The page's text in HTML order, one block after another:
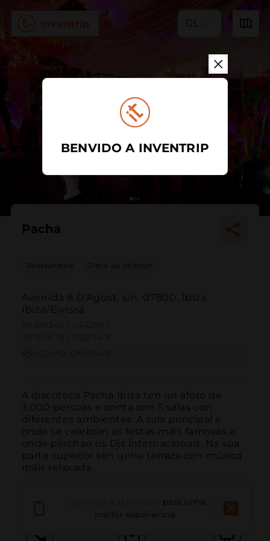
GL
Pacha
Restaurante Disco ou chillout
Avenida 8 D'Agost, s/n, 07800, Ibiza
Ibiza/Eivissa
A discoteca Pacha Ibiza ten un aforo de
3.000 persoas e conta con 5 salas con
diferentes ambientes. A sala principal é
onde se celebran as festas máis famosas e
onde pinchan os Djs internacionais. Na súa
parte superior ten unha terraza con música
máis relaxada.
para unha
mellor experiencia
BENVIDO A INVENTRIP